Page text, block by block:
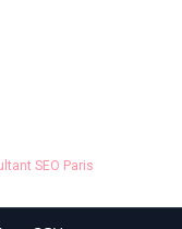
SEO Paris